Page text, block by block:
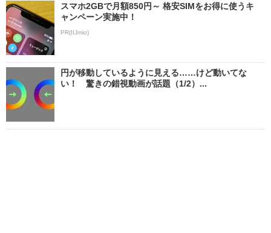
スマホ2GBで月額850円～ 格安SIMをお得に使うキ
ャンペーン実施中！
PR(IIJmio)
円が移動しているように見える……けど動いてな
い！ 驚きの錯視動画が話題（1/2）...